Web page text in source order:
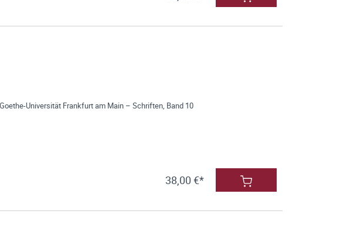
Universität Frankfurt am Main – Schriften, Band 10
38,00 €*